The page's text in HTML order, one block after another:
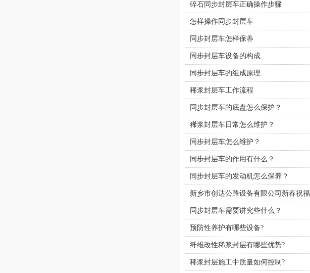
碎石同步封层车​正确操作步骤
怎样操作同步封层车
同步封层车怎样保养
同步封层车​设备的构成
同步封层车的组成原理
稀浆封层车工作流程
同步封层车的底盘怎么保护？
稀浆封层车日常怎么维护？
同步封层车怎么维护？
同步封层车的作用有什么？
同步封层车的发动机怎么保养？
新乡市创达公路设备有限公司新春祝福
同步封层车需要讲究些什么？
预防性养护有哪些设备?
纤维改性稀浆封层有哪些优势?
稀浆封层施工中质量如何控制?